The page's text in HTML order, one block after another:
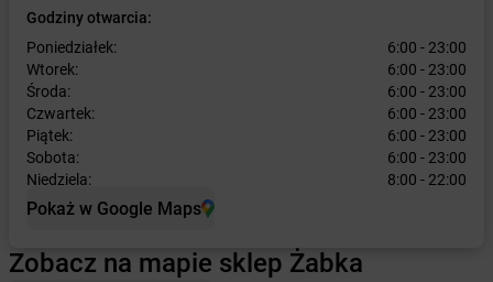
Godziny otwarcia:
Poniedziałek:
6:00 - 23:00
Wtorek:
6:00 - 23:00
Środa:
6:00 - 23:00
Czwartek:
6:00 - 23:00
Piątek:
6:00 - 23:00
Sobota:
6:00 - 23:00
Niedziela:
8:00 - 22:00
Pokaż w Google Maps
Zobacz na mapie sklep Żabka